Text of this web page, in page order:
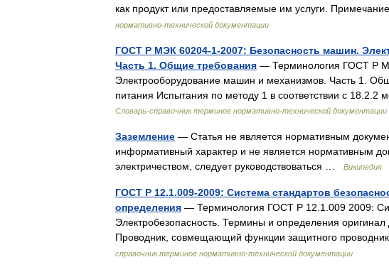
как продукт или предоставляемые им услуги.
нормативно-технической документации
ГОСТ Р МЭК 60204-1-2007: Безопасность машин.
Часть 1. Общие требования — Терминология ГОСТ Р
Электрооборудование машин и механизмов. Часть 1.
питания Испытания по методу 1 в соответствии с
Словарь-справочник терминов нормативно-технической документации
Заземление — Статья не является нормативным
информативный характер и не является нормативным
электричеством, следует руководствоваться …
Википедия
ГОСТ Р 12.1.009-2009: Система стандартов
определения — Терминология ГОСТ Р 12.1.009 2009:
Электробезопасность. Термины и определения
Проводник, совмещающий функции защитного
справочник терминов нормативно-технической документации